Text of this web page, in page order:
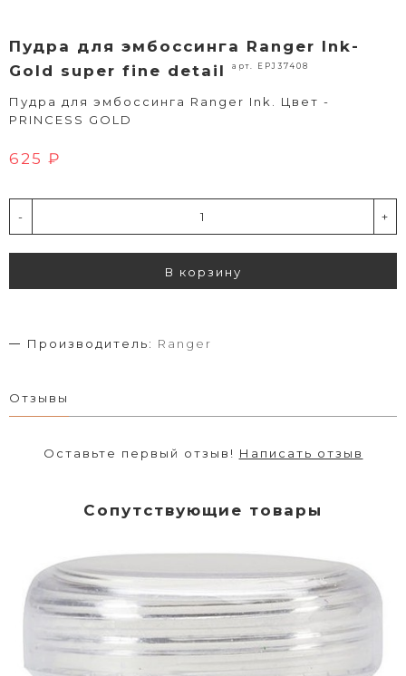
Пудра для эмбоссинга Ranger Ink-
Gold super fine detail
арт. EPJ37408
Пудра для эмбоссинга Ranger Ink. Цвет -
PRINCESS GOLD
625 ₽
- +
В корзину
Производитель: Ranger
Отзывы
Оставьте первый отзыв! Написать отзыв
Сопутствующие товары